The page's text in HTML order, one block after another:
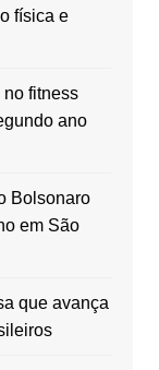
física e
no fitness
ano
Bolsonaro
em São
que avança